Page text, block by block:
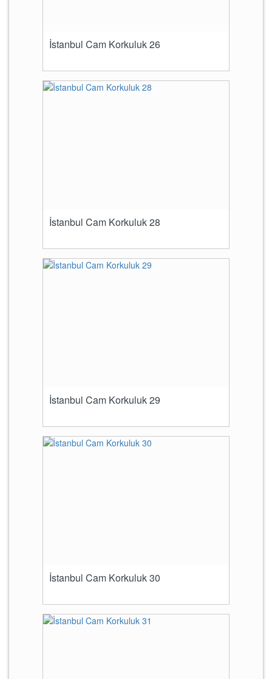
İstanbul Cam Korkuluk 26
İstanbul Cam Korkuluk 28
İstanbul Cam Korkuluk 29
İstanbul Cam Korkuluk 30